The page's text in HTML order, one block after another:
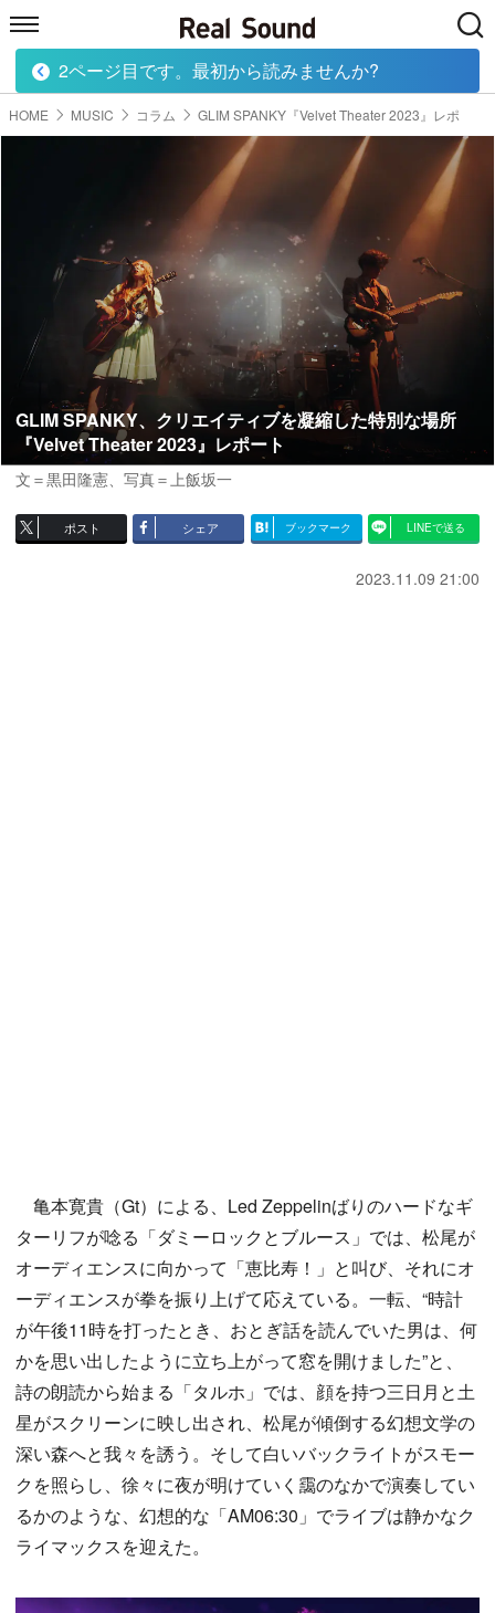
HOME MUSIC MOVIE TECH
HOME MUSIC コラム GLIM SPANKY『Velvet Theater 2023』レポ
GLIM SPANKY、クリエイティブを凝縮した特別な場所
『Velvet Theater 2023』レポート
文＝黒田隆憲、写真＝上飯坂一
ポスト シェア ブックマーク LINEで送る
2023.11.09 21:00
亀本寛貴（Gt）による、Led Zeppelinばりのハードなギ
ターリフが唸る「ダミーロックとブルース」では、松尾が
オーディエンスに向かって「恵比寿！」と叫び、それにオ
ーディエンスが拳を振り上げて応えている。一転、“時計
が午後11時を打ったとき、おとぎ話を読んでいた男は、何
かを思い出したように立ち上がって窓を開けました”と、
詩の朗読から始まる「タルホ」では、顔を持つ三日月と土
星がスクリーンに映し出され、松尾が傾倒する幻想文学の
深い森へと我々を誘う。そして白いバックライトがスモー
クを照らし、徐々に夜が明けていく靄のなかで演奏してい
るかのような、幻想的な「AM06:30」でライブは静かなク
ライマックスを迎えた。
2ページ目です。最初から読みませんか?